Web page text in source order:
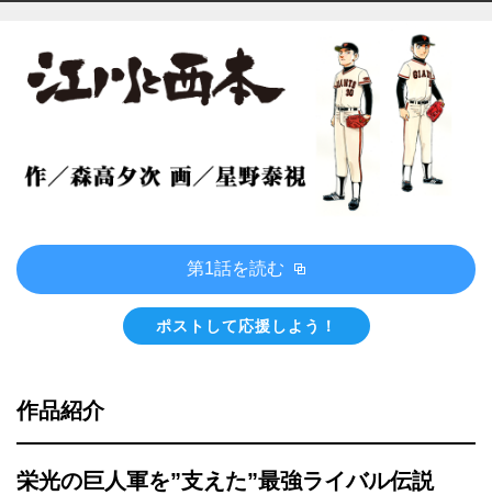
第1話を読む
ポストして応援しよう！
作品紹介
栄光の巨人軍を”支えた”最強ライバル伝説